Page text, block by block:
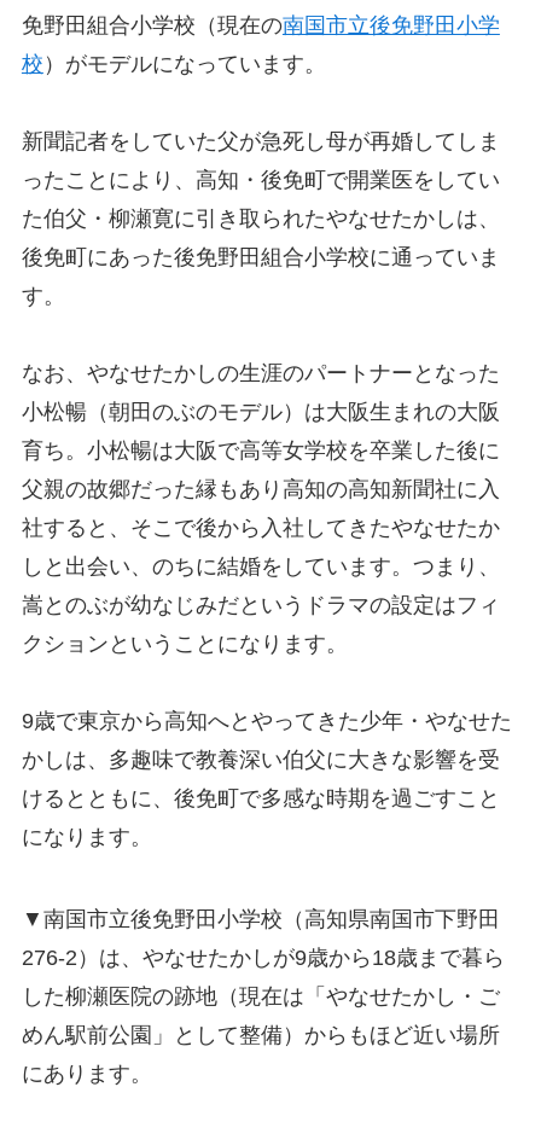
免野田組合小学校（現在の南国市立後免野田小学
校 ）がモデルになっています。
新聞記者をしていた父が急死し母が再婚してしま
ったことにより、高知・後免町で開業医をしてい
た伯父・柳瀬寛に引き取られたやなせたかしは、
後免町にあった後免野田組合小学校に通っていま
す。
なお、やなせたかしの生涯のパートナーとなった
小松暢（朝田のぶのモデル）は大阪生まれの大阪
育ち。小松暢は大阪で高等女学校を卒業した後に
父親の故郷だった縁もあり高知の高知新聞社に入
社すると、そこで後から入社してきたやなせたか
しと出会い、のちに結婚をしています。つまり、
嵩とのぶが幼なじみだというドラマの設定はフィ
クションということになります。
9歳で東京から高知へとやってきた少年・やなせた
かしは、多趣味で教養深い伯父に大きな影響を受
けるとともに、後免町で多感な時期を過ごすこと
になります。
▼南国市立後免野田小学校（高知県南国市下野田
276-2）は、やなせたかしが9歳から18歳まで暮ら
した柳瀬医院の跡地（現在は「やなせたかし・ご
めん駅前公園」として整備）からもほど近い場所
にあります。